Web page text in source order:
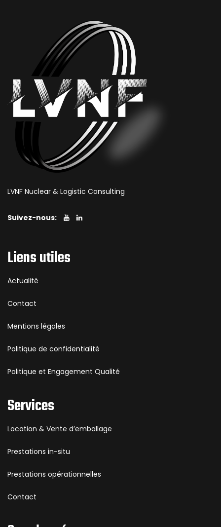
LVNF Nuclear & Logistic Consulting
Suivez-nous:
Liens utiles
Actualité
Contact
Mentions légales
Politique de confidentialité
Politique et Engagement Qualité
Services
Location & Vente d’emballage
Prestations in-situ
Prestations opérationnelles
Contact